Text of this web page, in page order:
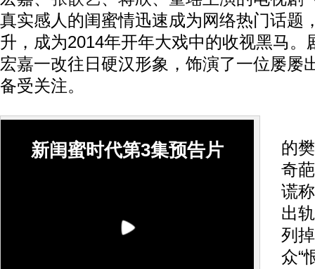
真实感人的闺蜜情迅速成为网络热门话题
升，成为2014年开年大戏中的收视黑马。
宏嘉一改往日硬汉形象，饰演了一位屡屡
备受关注。
新闺蜜时代第3集预告片
的
奇
谎
出
列
众“